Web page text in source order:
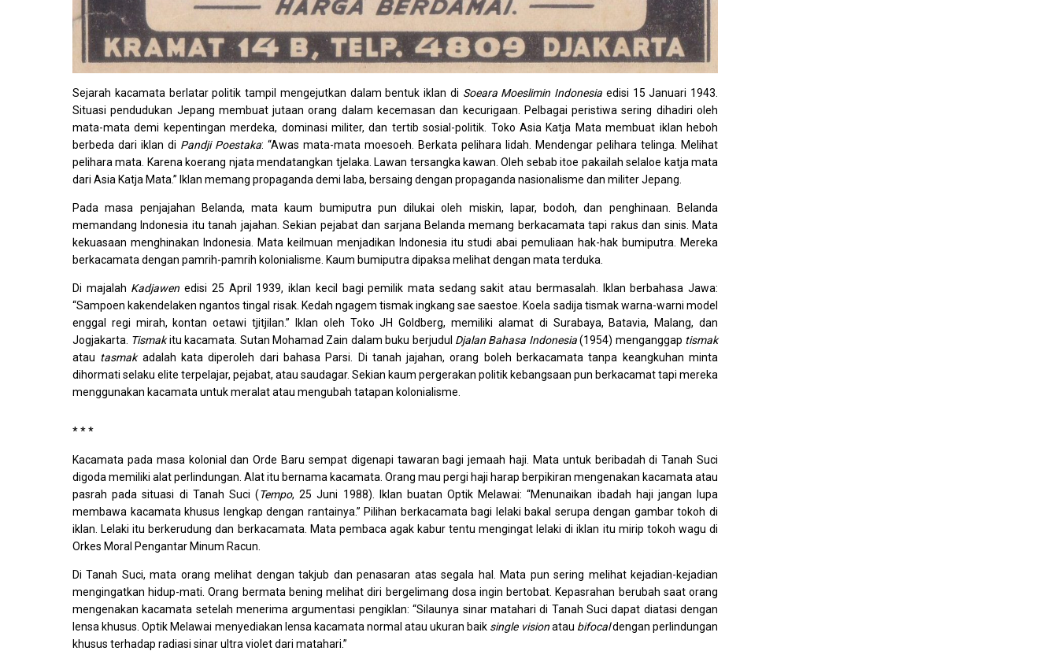
Sejarah kacamata berlatar politik tampil mengejutkan dalam bentuk iklan di Soeara Moeslimin Indonesia edisi 15 Januari 1943.
Situasi pendudukan Jepang membuat jutaan orang dalam kecemasan dan kecurigaan. Pelbagai peristiwa sering dihadiri oleh
mata-mata demi kepentingan merdeka, dominasi militer, dan tertib sosial-politik. Toko Asia Katja Mata membuat iklan heboh
berbeda dari iklan di Pandji Poestaka: “Awas mata-mata moesoeh. Berkata pelihara lidah. Mendengar pelihara telinga. Melihat
pelihara mata. Karena koerang njata mendatangkan tjelaka. Lawan tersangka kawan. Oleh sebab itoe pakailah selaloe katja mata
dari Asia Katja Mata.” Iklan memang propaganda demi laba, bersaing dengan propaganda nasionalisme dan militer Jepang.
Pada masa penjajahan Belanda, mata kaum bumiputra pun dilukai oleh miskin, lapar, bodoh, dan penghinaan. Belanda
memandang Indonesia itu tanah jajahan. Sekian pejabat dan sarjana Belanda memang berkacamata tapi rakus dan sinis. Mata
kekuasaan menghinakan Indonesia. Mata keilmuan menjadikan Indonesia itu studi abai pemuliaan hak-hak bumiputra. Mereka
berkacamata dengan pamrih-pamrih kolonialisme. Kaum bumiputra dipaksa melihat dengan mata terduka.
Di majalah Kadjawen edisi 25 April 1939, iklan kecil bagi pemilik mata sedang sakit atau bermasalah. Iklan berbahasa Jawa:
“Sampoen kakendelaken ngantos tingal risak. Kedah ngagem tismak ingkang sae saestoe. Koela sadija tismak warna-warni model
enggal regi mirah, kontan oetawi tjitjilan.” Iklan oleh Toko JH Goldberg, memiliki alamat di Surabaya, Batavia, Malang, dan
Jogjakarta. Tismakitu kacamata. Sutan Mohamad Zain dalam buku berjudul Djalan Bahasa Indonesia(1954) menganggap tismak
atau tasmakadalah kata diperoleh dari bahasa Parsi. Di tanah jajahan, orang boleh berkacamata tanpa keangkuhan minta
dihormati selaku elite terpelajar, pejabat, atau saudagar. Sekian kaum pergerakan politik kebangsaan pun berkacamat tapi mereka
menggunakan kacamata untuk meralat atau mengubah tatapan kolonialisme.
* * *
Kacamata pada masa kolonial dan Orde Baru sempat digenapi tawaran bagi jemaah haji. Mata untuk beribadah di Tanah Suci
digoda memiliki alat perlindungan. Alat itu bernama kacamata. Orang mau pergi haji harap berpikiran mengenakan kacamata atau
pasrah pada situasi di Tanah Suci (Tempo, 25 Juni 1988). Iklan buatan Optik Melawai: “Menunaikan ibadah haji jangan lupa
membawa kacamata khusus lengkap dengan rantainya.” Pilihan berkacamata bagi lelaki bakal serupa dengan gambar tokoh di
iklan. Lelaki itu berkerudung dan berkacamata. Mata pembaca agak kabur tentu mengingat lelaki di iklan itu mirip tokoh wagu di
Orkes Moral Pengantar Minum Racun.
Di Tanah Suci, mata orang melihat dengan takjub dan penasaran atas segala hal. Mata pun sering melihat kejadian-kejadian
mengingatkan hidup-mati. Orang bermata bening melihat diri bergelimang dosa ingin bertobat. Kepasrahan berubah saat orang
mengenakan kacamata setelah menerima argumentasi pengiklan: “Silaunya sinar matahari di Tanah Suci dapat diatasi dengan
lensa khusus. Optik Melawai menyediakan lensa kacamata normal atau ukuran baik single visionatau bifocaldengan perlindungan
khusus terhadap radiasi sinar ultra violet dari matahari.”